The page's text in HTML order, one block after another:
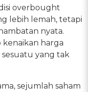
overbought
lebih lemah, tetapi
nyata.
kenaikan harga
sesuatu yang tak
sejumlah saham